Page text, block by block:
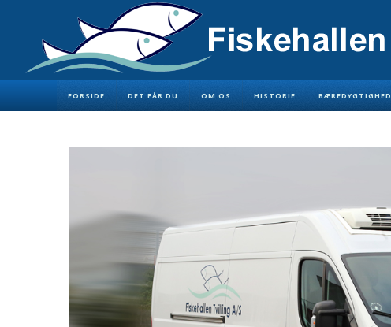
FORSIDE DET FÅR DU OM OS HISTORIE BÆREDYGTIGHED